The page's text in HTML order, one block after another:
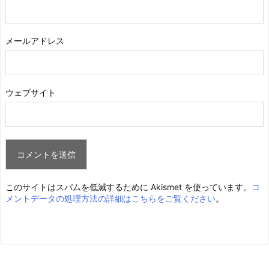
メールアドレス
ウェブサイト
このサイトはスパムを低減するために Akismet を使っています。
コ
メントデータの処理方法の詳細はこちらをご覧ください。